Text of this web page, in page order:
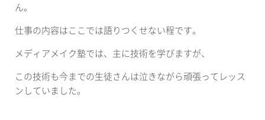
ん。
仕事の内容はここでは語りつくせない程です。
メディアメイク塾では、主に技術を学びますが、
この技術も今までの生徒さんは泣きながら頑張ってレッス
ンしていました。